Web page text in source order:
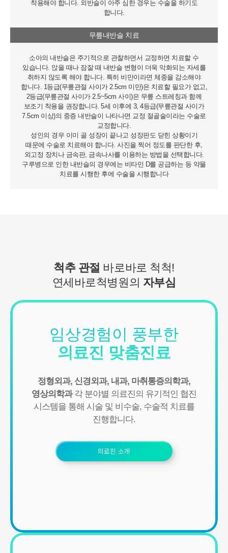
착용해야 합니다. 외반슬이 아주 심한 경우는 수술을 하기도
합니다.
무릎내반슬 치료
소아의 내반슬은 주기적으로 관찰하면서 교정하면 치료할 수
있습니다. 앉을 때나 잠잘 때 내반슬 변형이 더욱 악화되는 자세를
취하지 않도록 해야 합니다. 특히 비만이라면 체중을 감소해야
합니다. 1등급(무릎관절 사이가 2.5cm 미만)은 치료할 필요가 없고,
2등급(무릎관절 사이가 2.5~5cm 사이)은 무릎 스트레칭과 함께
보조기 착용을 권장합니다. 5세 이후에 3, 4등급(무릎관절 사이가
7.5cm 이상)의 중증 내반슬이 나타나면 교정 절골술이라는 수술로
교정합니다.
성인의 경우 이미 골 성장이 끝나고 성장판도 닫힌 상황이기
때문에 수술로 치료해야 합니다. 사진을 찍어 정도를 판단한 후,
외고정 장치나 금속판, 금속나사를 이용하는 방법을 선택합니다.
구루병으로 인한 내반슬의 경우에는 비타민 D를 공급하는 등 약물
치료를 시행한 후에 수술을 시행합니다
척추 관절 바로바로 척척!
연세바로척병원의 자부심
임상경험이 풍부한
의료진 맞춤진료
정형외과, 신경외과, 내과, 마취통증의학과,
영상의학과각 분야별 의료진의 유기적인 협진
시스템을 통해 시술 및 비수술, 수술적 치료를
진행합니다.
의료진 소개